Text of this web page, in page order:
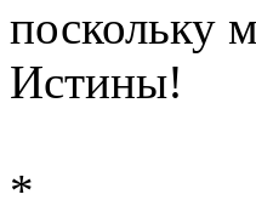
поскольку
Истины!
*